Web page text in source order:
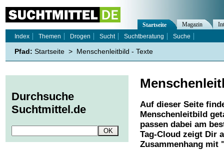
Auf dieser Seite
Menschenleitbild
passen dabei am
Tag-Cloud zeigt Dir
Zusammenhang mit
Startseite Magazin
Index
Themen Drogen Sucht Suchtberatung Suche
Pfad: Startseite > Menschenleitbild - Texte
Durchsuche
Suchtmittel.de